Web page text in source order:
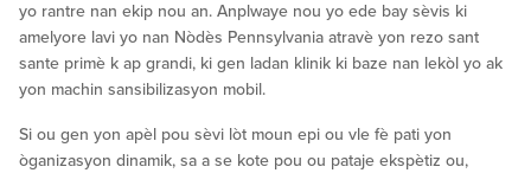
yo rantre nan ekip nou an. Anplwaye nou yo ede bay sèvis ki
amelyore lavi yo nan Nòdès Pennsylvania atravè yon rezo sant
sante primè k ap grandi, ki gen ladan klinik ki baze nan lekòl yo ak
yon machin sansibilizasyon mobil.
Si ou gen yon apèl pou sèvi lòt moun epi ou vle fè pati yon
òganizasyon dinamik, sa a se kote pou ou pataje ekspètiz ou,